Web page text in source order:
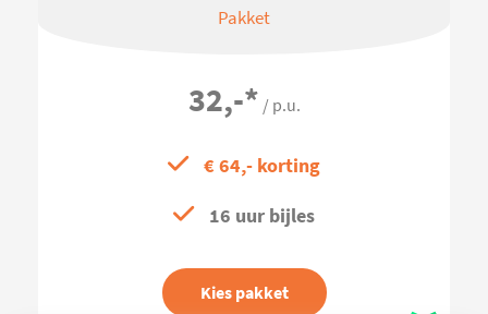
Pakket
32,-* / p.u.
€ 64,- korting
16 uur bijles
Kies pakket